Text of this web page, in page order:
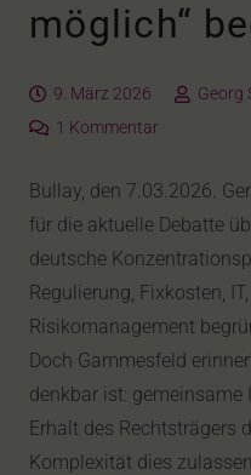
möglich“
9. März 2026 Georg
1 Kommentar
Bullay, den 7.03.2026.
für die aktuelle Debatte
deutsche
Regulierung, Fixkosten,
Risikomanagement
Doch Gammesfeld
denkbar ist:
Erhalt des Rechtsträgers
Komplexität dies